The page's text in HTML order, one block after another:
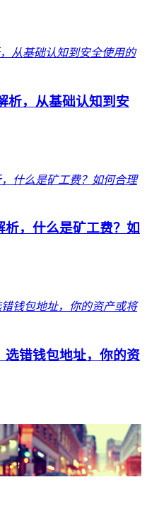
析，从基础认知到安
，什么是矿工费？如
错钱包地址，你的资